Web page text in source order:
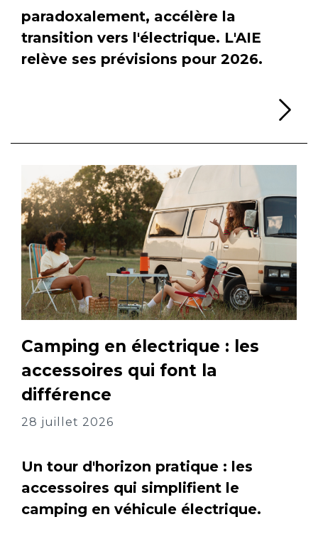
paradoxalement, accélère la
transition vers l'électrique. L'AIE
relève ses prévisions pour 2026.
Camping en électrique : les
accessoires qui font la
différence
28 juillet 2026
Un tour d'horizon pratique : les
accessoires qui simplifient le
camping en véhicule électrique.